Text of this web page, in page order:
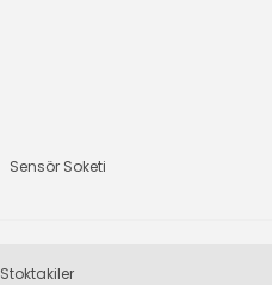
Sensör Soketi
Stoktakiler